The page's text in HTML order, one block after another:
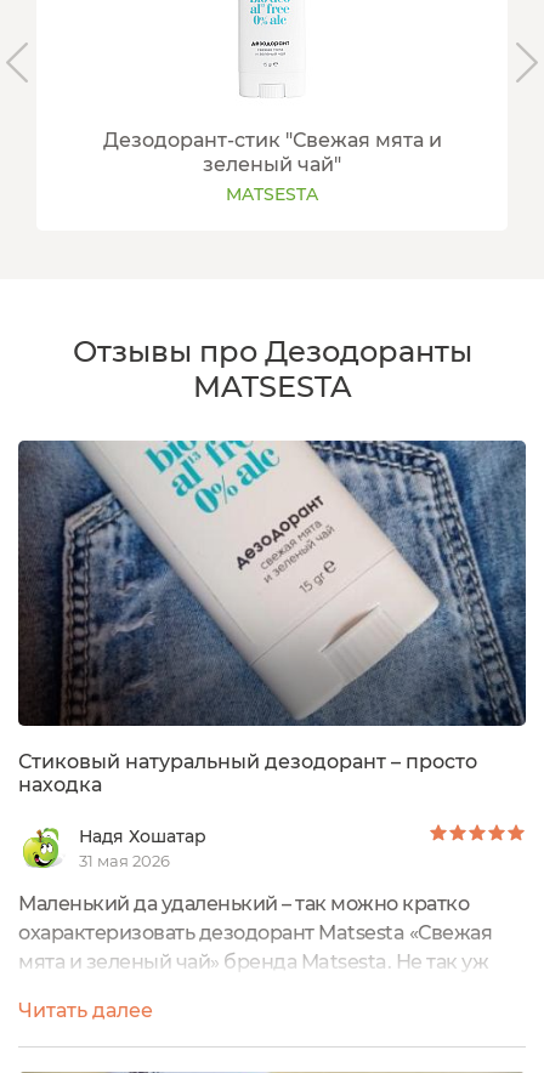
Дезодорант-стик "Свежая мята и
зеленый чай"
MATSESTA
Отзывы про Дезодоранты
MATSESTA
Стиковый натуральный дезодорант – просто
находка
Надя Хошатар
31 мая 2026
Маленький да удаленький – так можно кратко
охарактеризовать дезодорант Matsesta «Свежая
мята и зеленый чай» бренда Matsesta. Не так уж
В основном это спреи в стеклянных флаконах, что
для поездок да и в принципе для жизни
Читать далее